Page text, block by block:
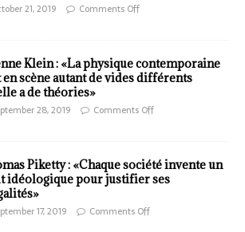
21, 2019 Comments Off
Klein : «La physique contemporaine
en scène autant de vides différents
a de théories»
28, 2019 Comments Off
Piketty : «Chaque société invente un
idéologique pour justifier ses
17, 2019 Comments Off